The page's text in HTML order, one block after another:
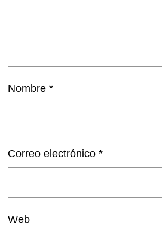
Nombre *
Correo electrónico *
Web